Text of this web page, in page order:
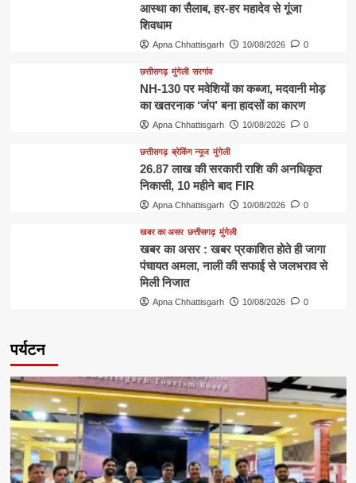
आस्था का सैलाब, हर-हर महादेव से गूंजा
शिवधाम
Apna Chhattisgarh 10/08/2026 0
छत्तीसगढ़ मुंगेली सरगांव
NH-130 पर मवेशियों का कब्जा, मदवानी मोड़
का खतरनाक ‘जंप’ बना हादसों का कारण
Apna Chhattisgarh 10/08/2026 0
छत्तीसगढ़ ब्रेकिंग न्यूज मुंगेली
26.87 लाख की सरकारी राशि की अनधिकृत
निकासी, 10 महीने बाद FIR
Apna Chhattisgarh 10/08/2026 0
खबर का असर छत्तीसगढ़ मुंगेली
खबर का असर : खबर प्रकाशित होते ही जागा
पंचायत अमला, नाली की सफाई से जलभराव से
मिली निजात
Apna Chhattisgarh 10/08/2026 0
पर्यटन